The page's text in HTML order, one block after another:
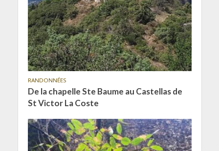
RANDONNÉES
De la chapelle Ste Baume au Castellas de
St Victor La Coste